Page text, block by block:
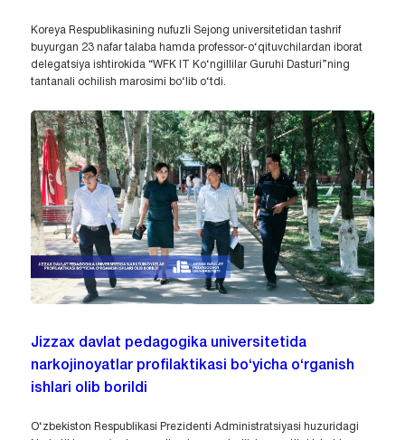
Koreya Respublikasining nufuzli Sejong universitetidan tashrif
buyurgan 23 nafar talaba hamda professor-o‘qituvchilardan iborat
delegatsiya ishtirokida “WFK IT Ko‘ngillilar Guruhi Dasturi”ning
tantanali ochilish marosimi bo‘lib o‘tdi.
Jizzax davlat pedagogika universitetida
narkojinoyatlar profilaktikasi bo‘yicha o‘rganish
ishlari olib borildi
O‘zbekiston Respublikasi Prezidenti Administratsiyasi huzuridagi